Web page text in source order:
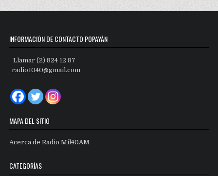
INFORMACIÓN DE CONTACTO POPAYÁN
Llamar (2) 824 12 87
radio1040@gmail.com
MAPA DEL SITIO
Acerca de Radio Mil40AM
CATEGORÍAS